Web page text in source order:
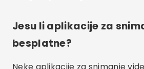
Isprobajte neke od aplikacija
članku i saznajte koja najbolje
očekivanja i ciljeve snimanja.
aplikaciju za snimanje